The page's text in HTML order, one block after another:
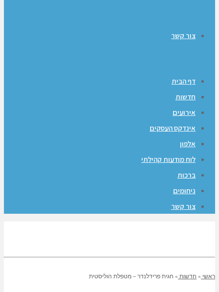
צור קשר
דף הבית
חדשות
אירועים
אינדקס העסקים
אלפון
לוח מודעות קהילתי
ברכות
ניחומים
צור קשר
ראשי » חדשות » חגית פרידלנדר – מטפלת הוליסטית